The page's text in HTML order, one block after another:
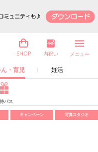
・育児 妊活
SHOP 内祝い メニュー
パス
キャンペーン 写真スタジオ